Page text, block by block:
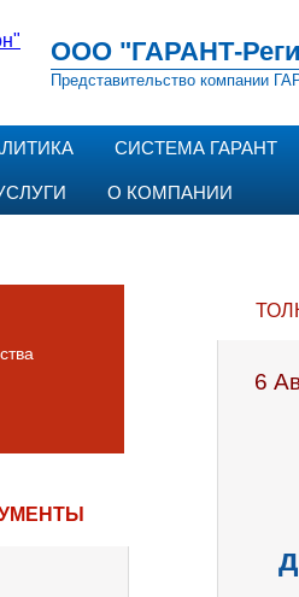
ООО "ГАРАНТ-
Представительство компании
СИСТЕМА ГАРАНТ
О КОМПАНИИ
6